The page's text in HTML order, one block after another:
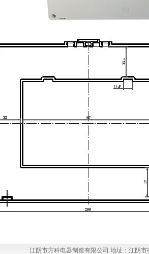
江阴市方科电器制造有限公司 地址：江阴